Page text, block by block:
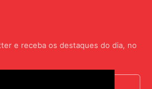
e receba os destaques do dia, no